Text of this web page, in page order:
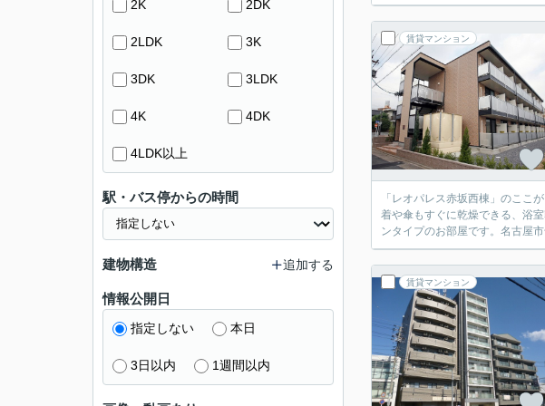
賃貸マンション
「レオパレス赤坂西棟」のここ
着や傘もすぐに乾燥できる、浴
ンタイプのお部屋です。名古屋
賃貸マンション
2K 2DK
2LDK 3K
3DK 3LDK
4K 4DK
4LDK以上
駅・バス停からの時間
建物構造 追加する
情報公開日
指定しない 本日
3日以内 1週間以内